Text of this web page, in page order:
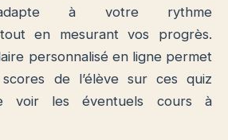
à votre rythme
tout en mesurant vos progrès.
personnalisé en ligne permet
de l’élève sur ces quiz
voir les éventuels cours à